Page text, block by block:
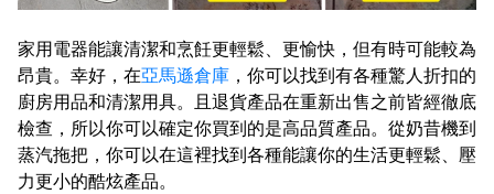
家用電器能讓清潔和烹飪更輕鬆、更愉快，但有時可能較為
昂貴。幸好，在亞馬遜倉庫 ，你可以找到有各種驚人折扣的
廚房用品和清潔用具。且退貨產品在重新出售之前皆經徹底
檢查，所以你可以確定你買到的是高品質產品。從奶昔機到
蒸汽拖把，你可以在這裡找到各種能讓你的生活更輕鬆、壓
力更小的酷炫產品。